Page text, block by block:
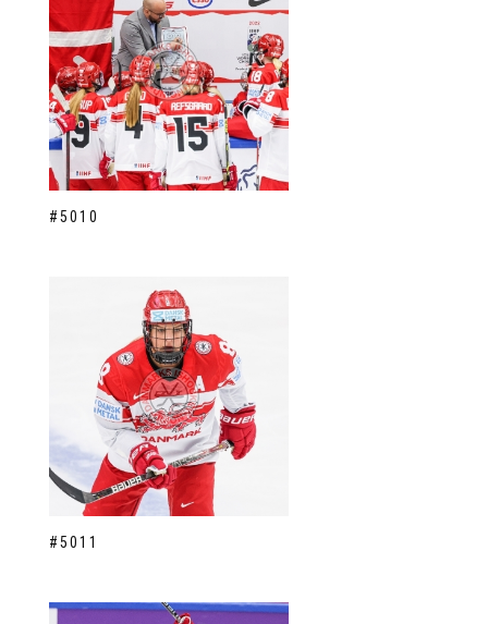
#5010
#5011